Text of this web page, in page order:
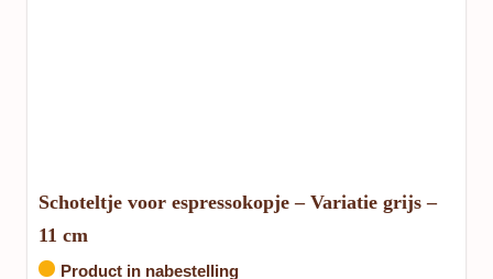
Schoteltje voor espressokopje – Variatie grijs –
11 cm
Product in nabestelling